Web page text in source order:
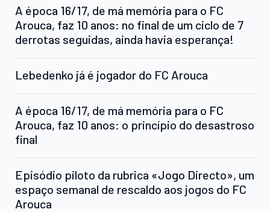
A época 16/17, de má memória para o FC
Arouca, faz 10 anos: no final de um ciclo de 7
derrotas seguidas, ainda havia esperança!
Lebedenko já é jogador do FC Arouca
A época 16/17, de má memória para o FC
Arouca, faz 10 anos: o princípio do desastroso
final
Episódio piloto da rubrica «Jogo Directo», um
espaço semanal de rescaldo aos jogos do FC
Arouca